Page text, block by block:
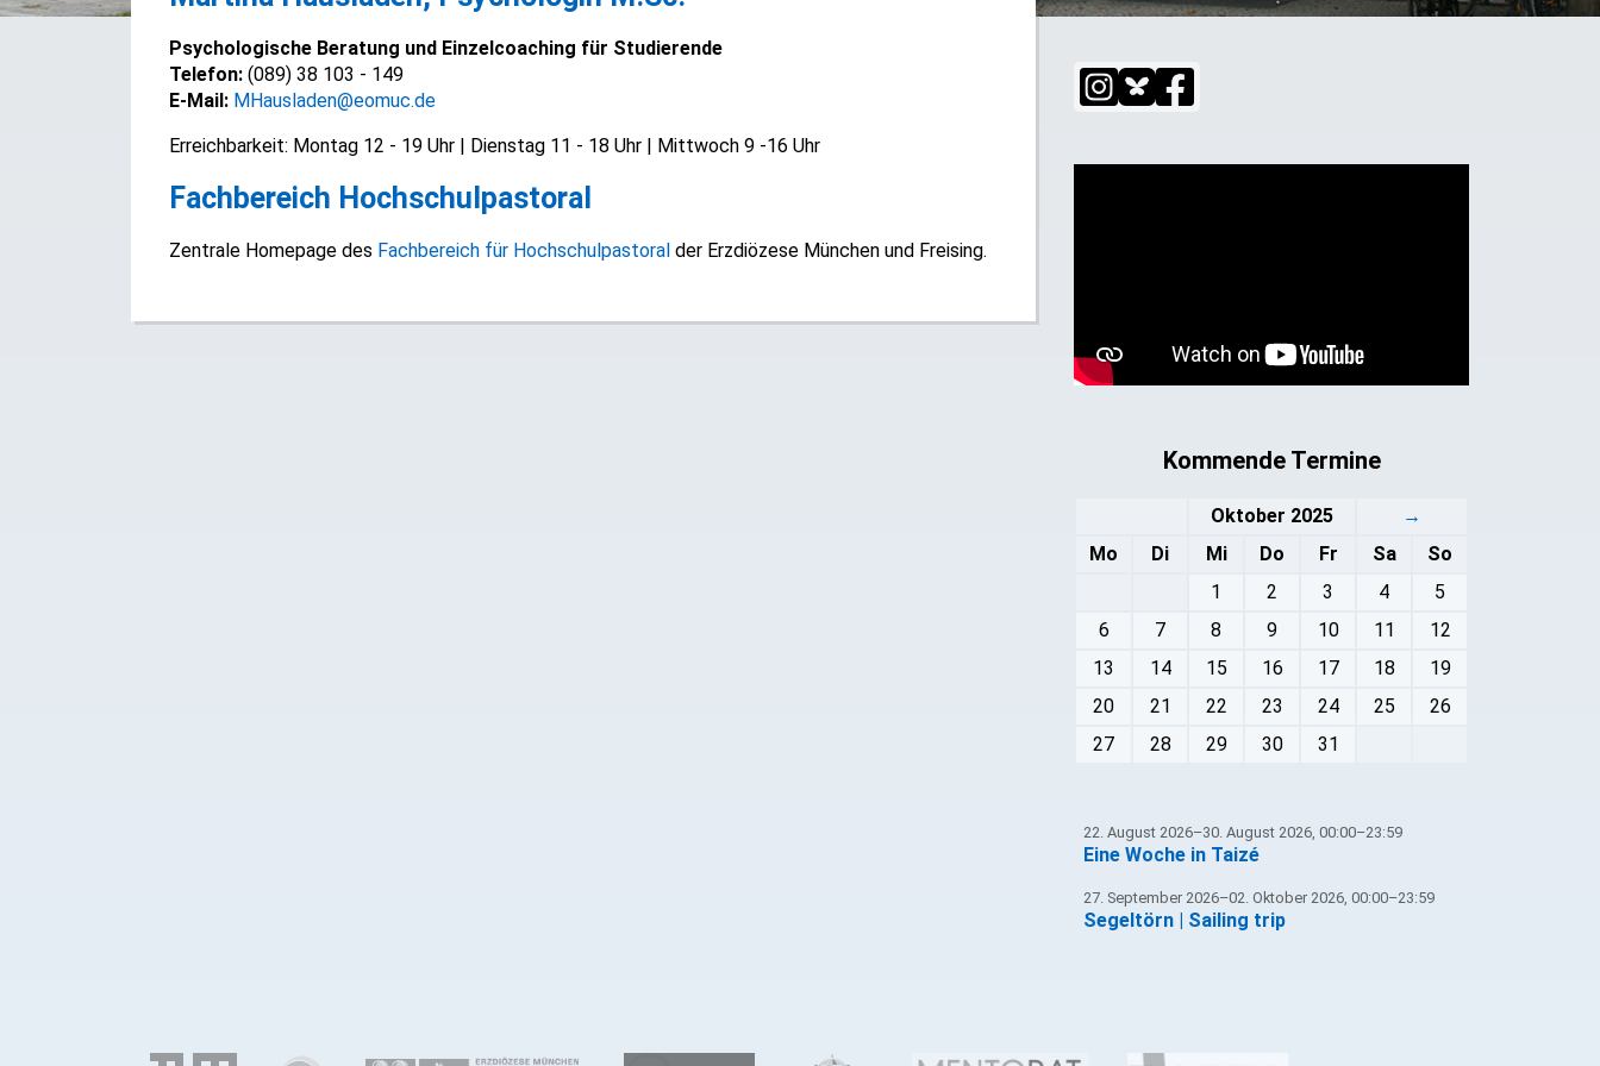
Psychologische Beratung und Einzelcoaching für Studierende
Telefon: (089) 38 103 - 149
E-Mail: MHausladen@eomuc.de
Erreichbarkeit: Montag 12 - 19 Uhr | Dienstag 11 - 18 Uhr | Mittwoch 9 -16 Uhr
Fachbereich Hochschulpastoral
Zentrale Homepage des Fachbereich für Hochschulpastoral der Erzdiözese München und Freising.
Kommende Termine
Oktober 2025
→
Mo
Di Mi Do Fr Sa
So
1
2 3 4
5
6
7 8 9 10 11
12
13
14 15 16 17 18
19
20
21 22 23 24 25
26
27
28 29 30 31
22. August 2026–30. August 2026, 00:00–23:59
Eine Woche in Taizé
27. September 2026–02. Oktober 2026, 00:00–23:59
Segeltörn | Sailing trip